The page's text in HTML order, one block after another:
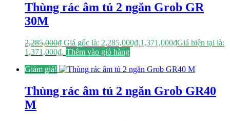
Thùng rác âm tủ 2 ngăn Grob GR
30M
2,285,000₫ Giá gốc là: 2,285,000₫.1,371,000₫Giá hiện tại là:
1,371,000₫. Thêm vào giỏ hàng
Giảm giá!
Thùng rác âm tủ 2 ngăn Grob GR40
M